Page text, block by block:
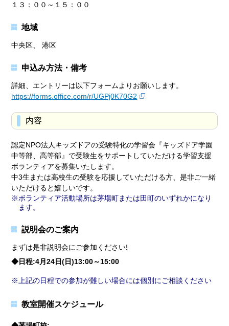
１３：００～１５：００
地域
中央区、 港区
申込み方法・備考
詳細、エントリーは以下フォームよりお願いします。
https://forms.office.com/r/UGPj0K70G2
内容
認定NPO法人キッズドアの受験特化の学習会『キッズドア学園
中等部、高等部』で受験生をサポートしていただける学習支援
ボランティアを募集いたします。
中3生または高校生の受験を応援していただける方、是非ご一緒
いただけると嬉しいです。
ボランティア活動場所は茅場町または田町のいずれかになり
ます。
説明会のご案内
まずは是非説明会にご参加ください!
◆日程:4月24日(日)13:00～15:00
上記の日程での参加が難しい場合には個別にご相談ください
教室開催スケジュール